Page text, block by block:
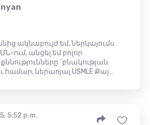
ակնաբույժ եմ, ներկայումս
ում, անցել եմ բոլոր
`բնակության
համար, ներառյալ USMLE Քայ…
5:52 p.m.